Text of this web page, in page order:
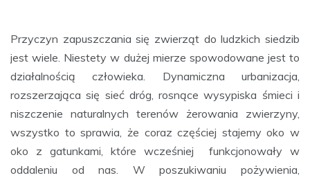
Przyczyn zapuszczania się zwierząt do ludzkich siedzib
jest wiele. Niestety w dużej mierze spowodowane jest to
działalnością człowieka. Dynamiczna urbanizacja,
rozszerzająca się sieć dróg, rosnące wysypiska śmieci i
niszczenie naturalnych terenów żerowania zwierzyny,
wszystko to sprawia, że coraz częściej stajemy oko w
oko z gatunkami, które wcześniej funkcjonowały w
oddaleniu od nas. W poszukiwaniu pożywienia,